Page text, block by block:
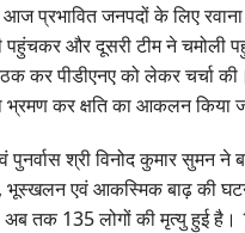
प्रभावित जनपदों के लिए रवाना
पहुंचकर और दूसरी टीम ने चमोली
कर पीडीएनए को लेकर चर्चा
का भ्रमण कर क्षति का आकलन किया
श्री विनोद कुमार सुमन ने
भूस्खलन एवं आकस्मिक बाढ़ की
अब तक 135 लोगों की मृत्यु हुई